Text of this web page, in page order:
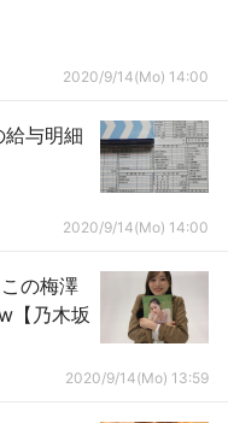
2020/9/14(Mo) 14:00
給与明細
2020/9/14(Mo) 14:00
の梅澤
【乃木坂
2020/9/14(Mo) 13:59